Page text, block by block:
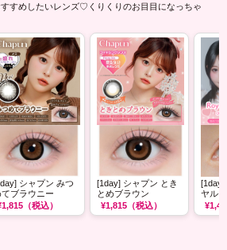
すめしたいレンズ♡くりくりのお目目になっちゃ
シャプン みつ
てブラウニー
（税込）
[1day] シャプン とき
とめブラウン
¥1,815 （税込）
[1day]
ヤル